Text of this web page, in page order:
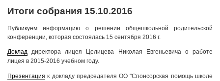
Итоги собрания 15.10.2016
Публикуем информацию о решении общешкольной родительской
конференции, которая состоялась 15 сентября 2016 г.
Доклад директора лицея Целицева Николая Евгеньевичао работе
лицея в 2015-2016 учебном году.
Презентация к докладу председателя ОО "Спонсорская помощь школе